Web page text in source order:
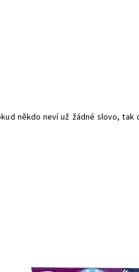
někdo neví už žádné slovo, tak